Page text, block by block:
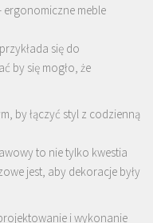
ergonomiczne meble
się do
by się mogło, że
by łączyć styl z codzienną
to nie tylko kwestia
jest, aby dekoracje były
i wykonanie